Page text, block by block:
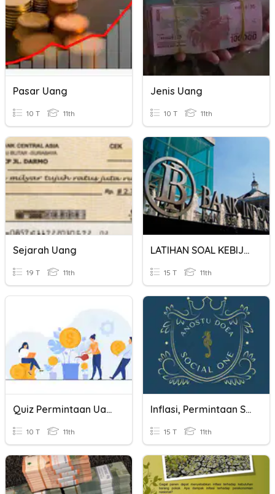
Pasar Uang
10 T 11th
Jenis Uang
10 T 11th
Sejarah Uang
19 T 11th
LATIHAN SOAL KEBIJAKAN MONETER DAN FISKAL
15 T 11th
Quiz Permintaan Uang
10 T 11th
Inflasi, Permintaan Serta Penawaran Uang
15 T 11th